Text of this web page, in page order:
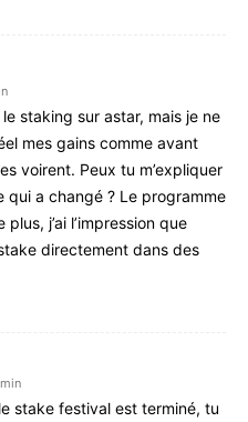
le staking sur astar, mais je ne
mes gains comme avant
voirent. Peux tu m’expliquer
qui a changé ? Le programme
j’ai l’impression que
directement dans des
stake festival est terminé, tu